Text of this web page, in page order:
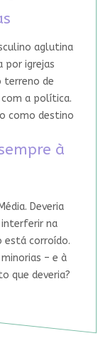
aglutina
por igrejas
terreno de
a política.
como destino
à
Deveria
interferir na
está corroído.
– e à
que deveria?